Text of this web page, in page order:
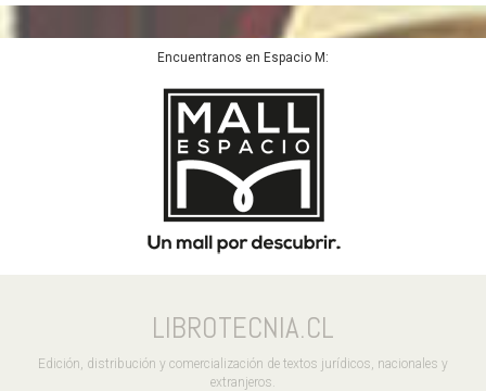
Encuentranos en Espacio M:
LIBROTECNIA.CL
Edición, distribución y comercialización de textos jurídicos, nacionales y
extranjeros.